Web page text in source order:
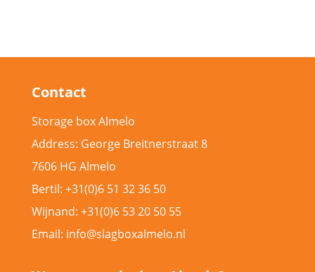
Contact
Storage box Almelo
Address: George Breitnerstraat 8
7606 HG Almelo
Bertil: +31(0)6 51 32 36 50
Wijnand: +31(0)6 53 20 50 55
Email: info@slagboxalmelo.nl